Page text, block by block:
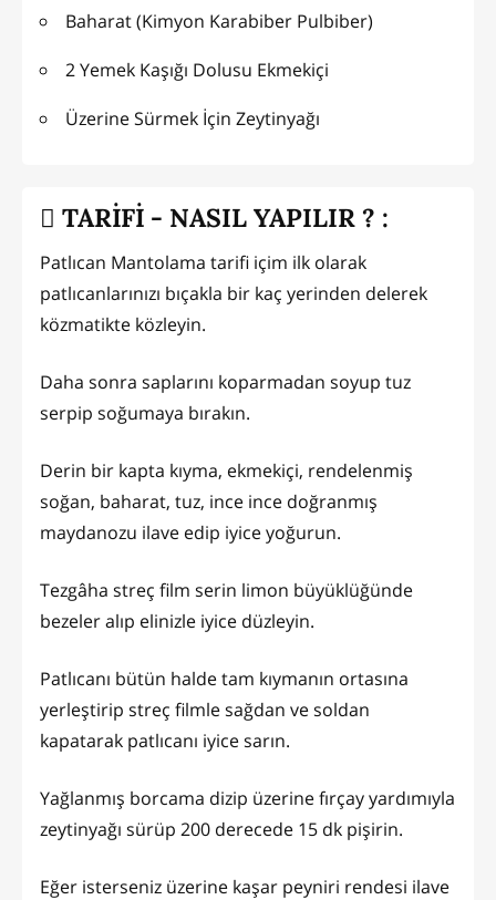
Baharat (Kimyon Karabiber Pulbiber)
2 Yemek Kaşığı Dolusu Ekmekiçi
Üzerine Sürmek İçin Zeytinyağı
TARİFİ - NASIL YAPILIR ? :
Patlıcan Mantolama tarifi içim ilk olarak
patlıcanlarınızı bıçakla bir kaç yerinden delerek
közmatikte közleyin.
Daha sonra saplarını koparmadan soyup tuz
serpip soğumaya bırakın.
Derin bir kapta kıyma, ekmekiçi, rendelenmiş
soğan, baharat, tuz, ince ince doğranmış
maydanozu ilave edip iyice yoğurun.
Tezgâha streç film serin limon büyüklüğünde
bezeler alıp elinizle iyice düzleyin.
Patlıcanı bütün halde tam kıymanın ortasına
yerleştirip streç filmle sağdan ve soldan
kapatarak patlıcanı iyice sarın.
Yağlanmış borcama dizip üzerine fırçay yardımıyla
zeytinyağı sürüp 200 derecede 15 dk pişirin.
Eğer isterseniz üzerine kaşar peyniri rendesi ilave